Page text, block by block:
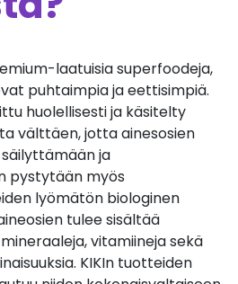
laatuisia superfoodeja,
puhtaimpia ja eettisimpiä.
huolellisesti ja käsitelty
välttäen, jotta ainesosien
ja
pystytään myös
lyömätön biologinen
tulee sisältää
vitamiineja sekä
KIKIn tuotteiden